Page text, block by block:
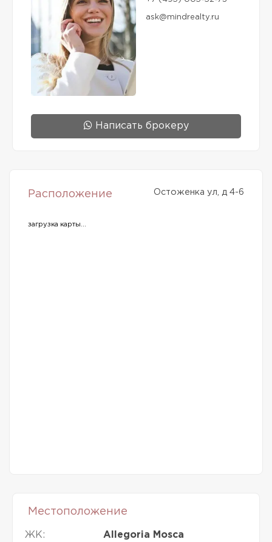
ask@mindrealty.ru
Написать брокеру
Расположение Остоженка ул, д 4-6
загрузка карты...
Местоположение
ЖК: Allegoria Mosca